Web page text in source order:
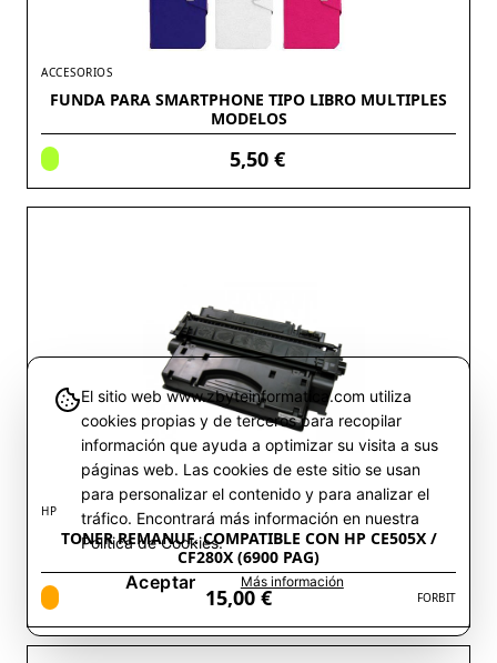
ACCESORIOS
FUNDA PARA SMARTPHONE TIPO LIBRO MULTIPLES
MODELOS
5,50 €
HP
TONER REMANUF. COMPATIBLE CON HP CE505X /
CF280X (6900 PAG)
15,00 € FORBIT
El sitio web www.zbyteinformatica.com utiliza
cookies propias y de terceros para recopilar
información que ayuda a optimizar su visita a sus
páginas web. Las cookies de este sitio se usan
para personalizar el contenido y para analizar el
tráfico. Encontrará más información en nuestra
Política de Cookies.
Aceptar Más información